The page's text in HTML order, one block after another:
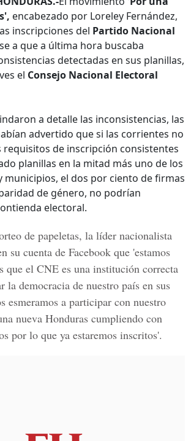
encabezado por Loreley Fernández,
inscripciones del Partido Nacional
a que a última hora buscaba
detectadas en sus planillas,
el Consejo Nacional Electoral
a detalle las inconsistencias, las
advertido que si las corrientes no
requisitos de inscripción consistentes
planillas en la mitad más uno de los
municipios, el dos por ciento de firmas
de género, no podrían
electoral.
de papeletas, la líder nacionalista
su cuenta de Facebook que 'estamos
que el CNE es una institución correcta
la democracia de nuestro país en sus
esmeramos a participar con nuestro
nueva Honduras cumpliendo con
por lo que ya estaremos inscritos'.